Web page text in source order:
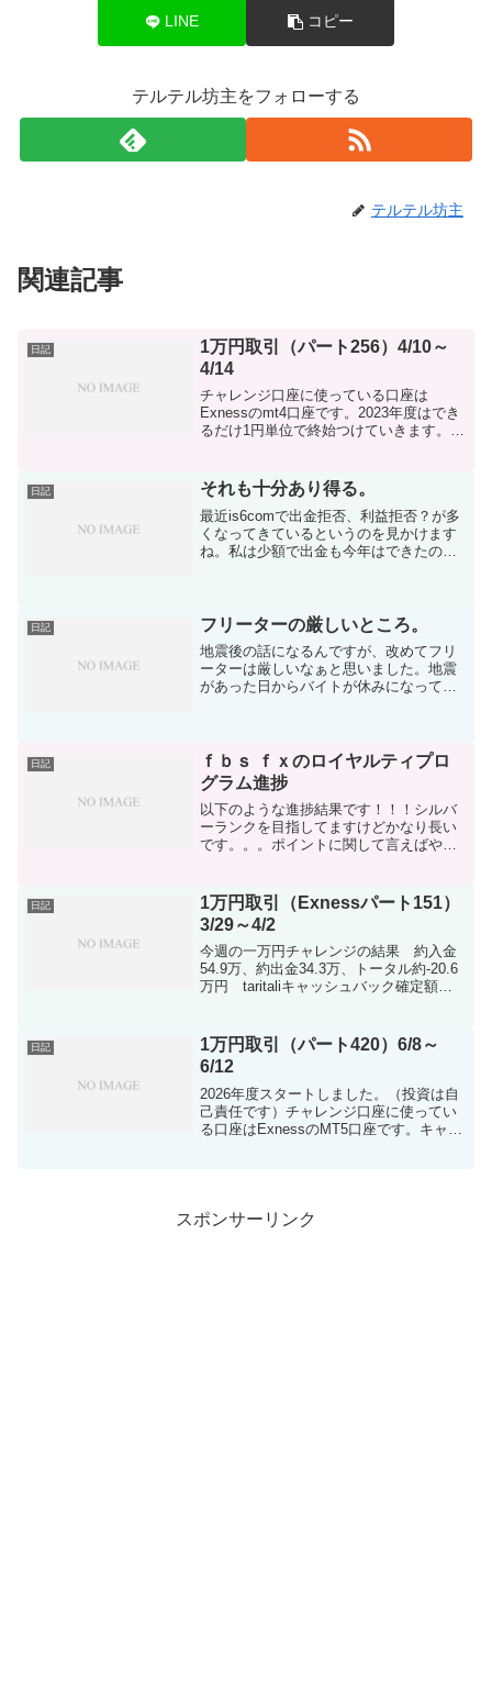
LINE コピー
テルテル坊主をフォローする
テルテル坊主
関連記事
日記
1万円取引（パート256）4/10～
4/14
チャレンジ口座に使っている口座は
Exnessのmt4口座です。2023年度はでき
るだけ1円単位で終始つけていきます。入
建て口座で行ってま...
日記 それも十分あり得る。
最近is6comで出金拒否、利益拒否？が多
くなってきているというのを見かけます
ね。私は少額で出金も今年はできたので
くしてほしくないん...
日記 フリーターの厳しいところ。
地震後の話になるんですが、改めてフリ
ーターは厳しいなぁと思いました。地震
があった日からバイトが休みになってる
らば休んでも月給は出るん...
日記
ｆｂｓ ｆｘのロイヤルティプロ
グラム進捗
以下のような進捗結果です！！！シルバ
ーランクを目指してますけどかなり長い
です。。。ポイントに関して言えばやっ
コツコツ積み重ねています！！総入金で
すが7770ドルぐ...
日記
1万円取引（Exnessパート151）
3/29～4/2
今週の一万円チャレンジの結果 約入金
54.9万、約出金34.3万、トータル約-20.6
万円 taritaliキャッシュバック確定額
ましたｗｗ入金は2千円ずつく...
日記
1万円取引（パート420）6/8～
6/12
2026年度スタートしました。（投資は自
己責任です）チャレンジ口座に使ってい
る口座はExnessのMT5口座です。キャッ
スポンサーリンク